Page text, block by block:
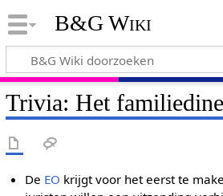
B&G Wiki
Trivia: Het
De EO krijgt voor het eerst te